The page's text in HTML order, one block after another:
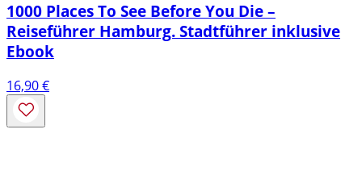
1000 Places To See Before You Die –
Reiseführer Hamburg. Stadtführer inklusive
Ebook
16,90€